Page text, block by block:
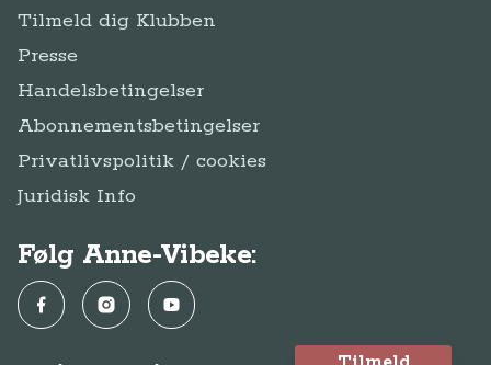
Tilmeld dig Klubben
Presse
Handelsbetingelser
Abonnementsbetingelser
Privatlivspolitik / cookies
Juridisk Info
Følg Anne-Vibeke:
FacebookInstagramYouTube